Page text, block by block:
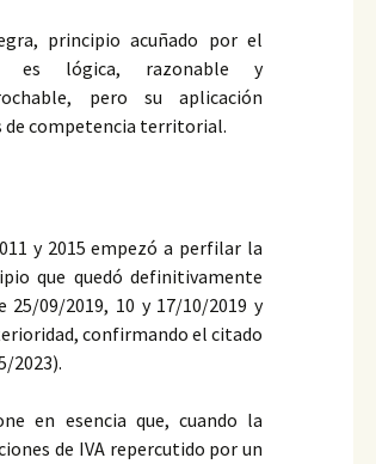
principio acuñado por el
es lógica, razonable y
pero su aplicación
de competencia territorial.
y 2015 empezó a perfilar la
que quedó definitivamente
09/2019, 10 y 17/10/2019 y
confirmando el citado
2023).
en esencia que, cuando la
de IVA repercutido por un